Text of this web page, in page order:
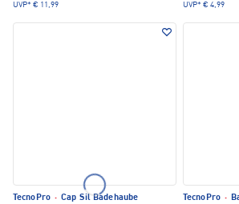
UVP* € 11,99 UVP* € 4,99
TecnoPro · Cap Sil Badehaube TecnoPro ·